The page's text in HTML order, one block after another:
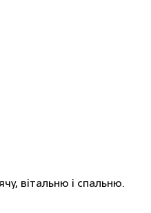
вітальню і спальню.